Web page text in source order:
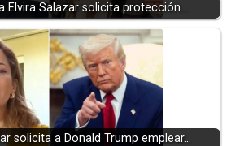
Elvira Salazar solicita protección…
solicita a Donald Trump emplear…